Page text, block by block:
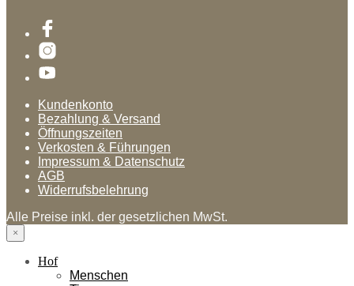
Kundenkonto
Bezahlung & Versand
Öffnungszeiten
Verkosten & Führungen
Impressum & Datenschutz
AGB
Widerrufsbelehrung
Alle Preise inkl. der gesetzlichen MwSt.
×
Hof
Menschen